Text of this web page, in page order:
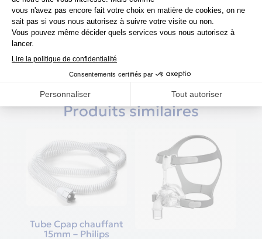
Produits similaires
Tube Cpap chauffant
15mm – Philips